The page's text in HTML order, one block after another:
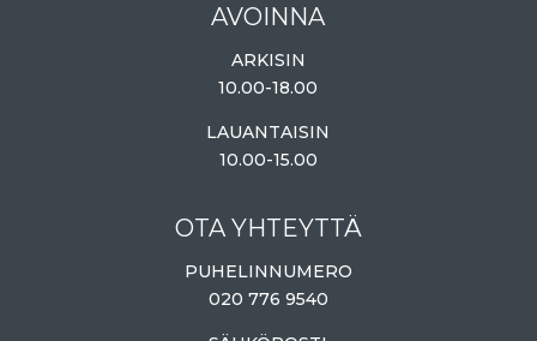
AVOINNA
ARKISIN
10.00-18.00
LAUANTAISIN
10.00-15.00
OTA YHTEYTTÄ
PUHELINNUMERO
020 776 9540